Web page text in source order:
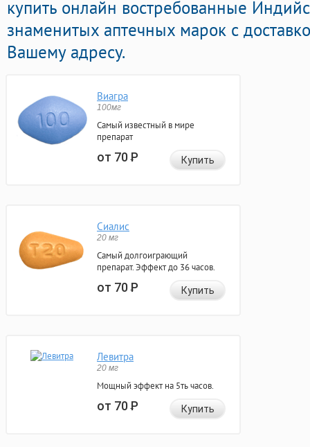
купить онлайн востребованные
знаменитых аптечных марок с
Вашему адресу.
Виагра
100мг
Самый известный в мире
препарат
от 70Р Купить
Сиалис
20 мг
Самый долгоиграющий
препарат. Эффект до 36 часов.
от 70Р Купить
Левитра
20 мг
Мощный эффект на 5ть часов.
от 70Р Купить